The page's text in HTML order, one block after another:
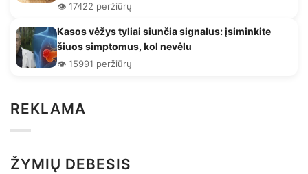
👁️ 17422 peržiūrų
Kasos vėžys tyliai siunčia signalus: įsiminkite
šiuos simptomus, kol nevėlu
👁️ 15991 peržiūrų
REKLAMA
ŽYMIŲ DEBESIS